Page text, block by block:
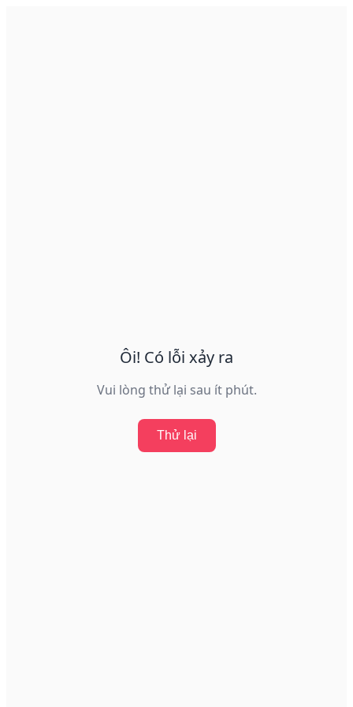
Ôi! Có lỗi xảy ra
Vui lòng thử lại sau ít phút.
Thử lại